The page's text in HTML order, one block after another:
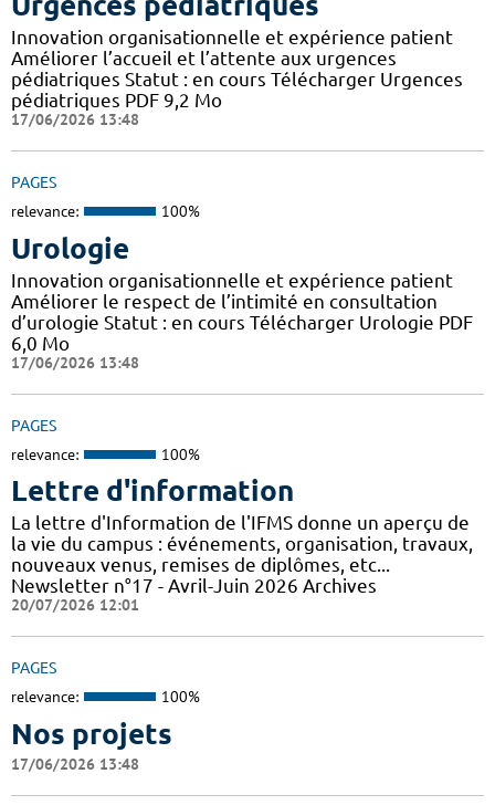
Innovation organisationnelle et expérience patient
Améliorer l’accueil et l’attente aux urgences
pédiatriques Statut : en cours Télécharger Urgences
pédiatriques PDF 9,2 Mo
17/06/2026 13:48
PAGES
relevance: 100%
Urologie
Innovation organisationnelle et expérience patient
Améliorer le respect de l’intimité en consultation
d’urologie Statut : en cours Télécharger Urologie PDF
6,0 Mo
17/06/2026 13:48
PAGES
relevance: 100%
Lettre d'information
La lettre d'Information de l'IFMS donne un aperçu de
la vie du campus : événements, organisation, travaux,
nouveaux venus, remises de diplômes, etc...
Newsletter n°17 - Avril-Juin 2026 Archives
20/07/2026 12:01
PAGES
relevance: 100%
Nos projets
17/06/2026 13:48